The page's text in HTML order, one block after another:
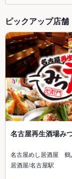
ピックアップ店舗
名古屋再生酒場み
名古屋めし居酒屋 鶴
居酒屋/名古屋駅